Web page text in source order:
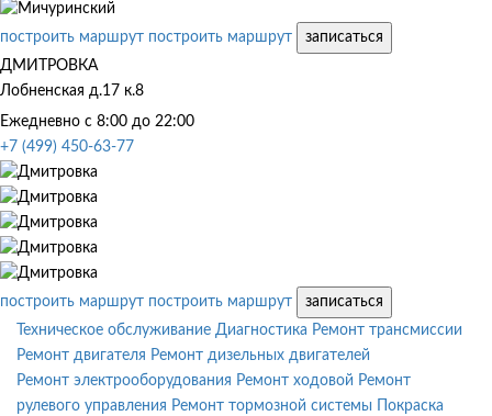
построить маршрут построить маршрут
записаться
ДМИТРОВКА
Лобненская д.17 к.8
Ежедневно с 8:00 до 22:00
+7 (499) 450-63-77
построить маршрут построить маршрут
записаться
Техническое обслуживание Диагностика Ремонт трансмиссии
Ремонт двигателя Ремонт дизельных двигателей
Ремонт электрооборудования Ремонт ходовой Ремонт
рулевого управления Ремонт тормозной системы
Покраска